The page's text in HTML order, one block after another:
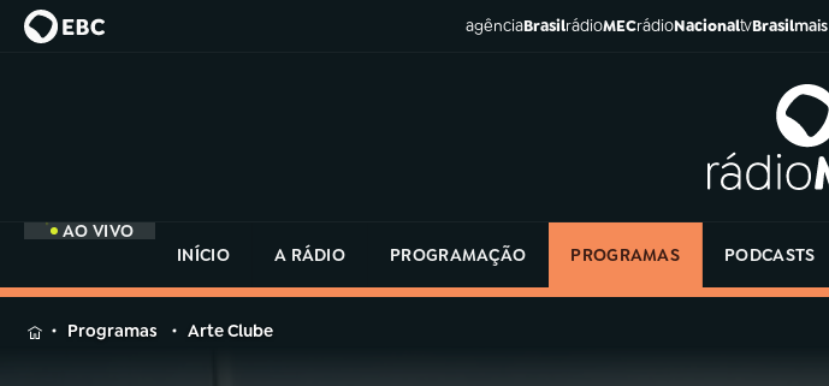
agênciaBrasilrádioMECrádioNacionaltvBrasilmais
AO VIVO
INÍCIO
A RÁDIO PROGRAMAÇÃO PROGRAMAS PODCASTS
MENUProgramas Arte Clube